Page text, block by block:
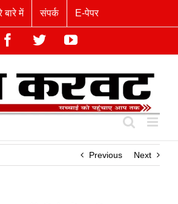
बारे में संपर्क E-पेपर
Facebook
TwitterYouTube
Previous Next